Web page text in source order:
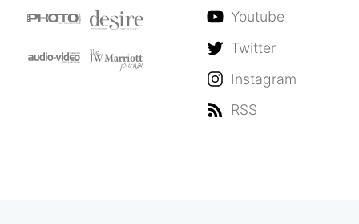
Youtube
Twitter
Instagram
RSS